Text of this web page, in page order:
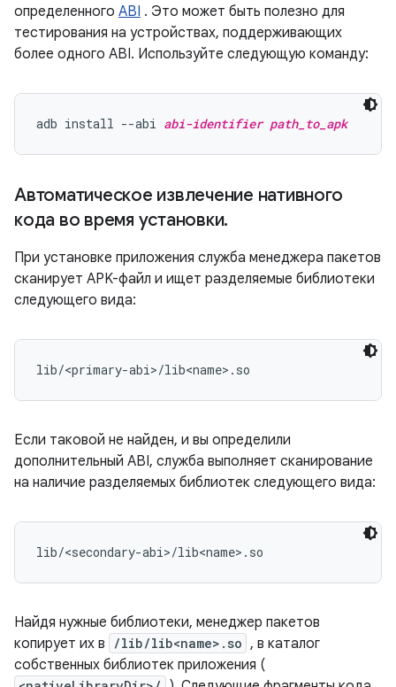
определенного ABI . Это может быть полезно для
тестирования на устройствах, поддерживающих
более одного ABI. Используйте следующую команду:
adb install --abi abi-identifier path_to_apk
Автоматическое извлечение нативного
кода во время установки.
При установке приложения служба менеджера пакетов
сканирует APK-файл и ищет разделяемые библиотеки
следующего вида:
Если таковой не найден, и вы определили
дополнительный ABI, служба выполняет сканирование
на наличие разделяемых библиотек следующего вида:
Найдя нужные библиотеки, менеджер пакетов
копирует их в
/lib/lib<name>.so , в каталог
собственных библиотек приложения (